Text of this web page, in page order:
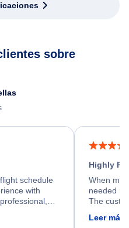
sobre
schedule
with
the
and
Highly
When my
needed
The
calm,
Leer más